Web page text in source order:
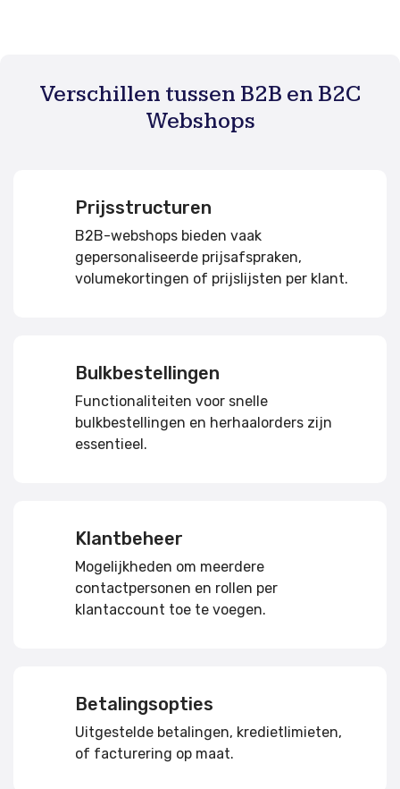
Verschillen tussen B2B en B2C
Webshops
Prijsstructuren
B2B-webshops bieden vaak
gepersonaliseerde prijsafspraken,
volumekortingen of prijslijsten per klant.
Bulkbestellingen
Functionaliteiten voor snelle
bulkbestellingen en herhaalorders zijn
essentieel.
Klantbeheer
Mogelijkheden om meerdere
contactpersonen en rollen per
klantaccount toe te voegen.
Betalingsopties
Uitgestelde betalingen, kredietlimieten,
of facturering op maat.